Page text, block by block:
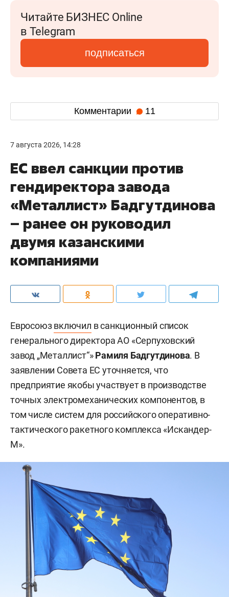
Читайте БИЗНЕС Online
в Telegram
подписаться
Комментарии 11
7 августа 2026, 14:28
ЕС ввел санкции против
гендиректора завода
«Металлист» Бадгутдинова
– ранее он руководил
двумя казанскими
компаниями
Евросоюзвключил в санкционный список
генерального директора АО «Серпуховский
завод „Металлист“»Рамиля Бадгутдинова. В
заявлении Совета ЕС уточняется, что
предприятие якобы участвует в производстве
точных электромеханических компонентов, в
том числе систем для российского оперативно-
тактического ракетного комплекса «Искандер-
М».